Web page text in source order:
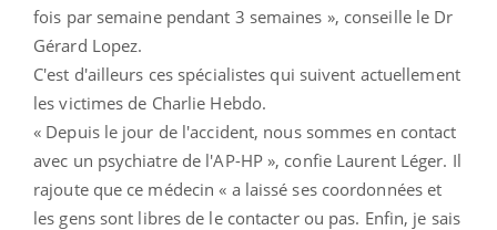
fois par semaine pendant 3 semaines », conseille le Dr
Gérard Lopez.
C'est d'ailleurs ces spécialistes qui suivent actuellement
les victimes de Charlie Hebdo.
« Depuis le jour de l'accident, nous sommes en contact
avec un psychiatre de l'AP-HP », confie Laurent Léger. Il
rajoute que ce médecin « a laissé ses coordonnées et
les gens sont libres de le contacter ou pas. Enfin, je sais